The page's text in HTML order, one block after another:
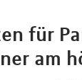
für
am